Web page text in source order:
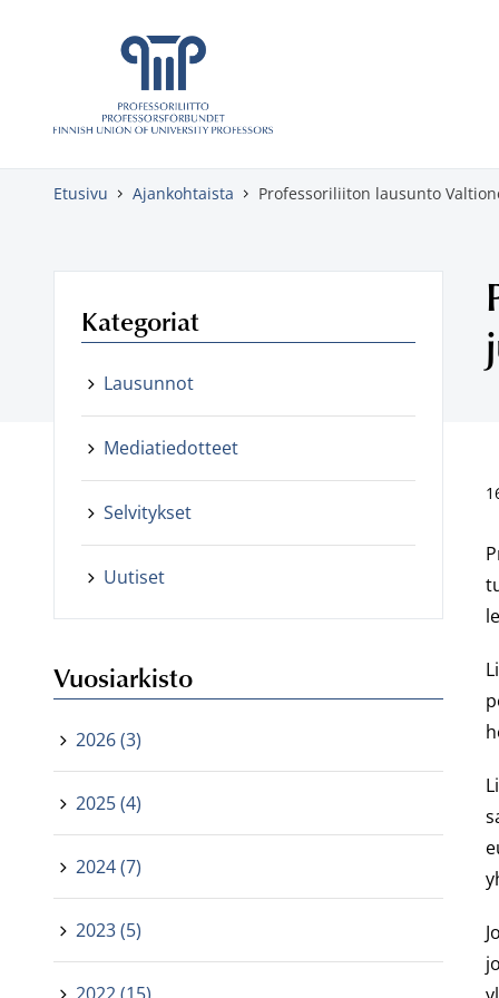
Skippaa sisältö
Etusivu Ajankohtaista Professoriliiton lausunto
Kategoriat
Lausunnot
Mediatiedotteet
Selvitykset
Uutiset
Vuosiarkisto
2026 (3)
2025 (4)
2024 (7)
2023 (5)